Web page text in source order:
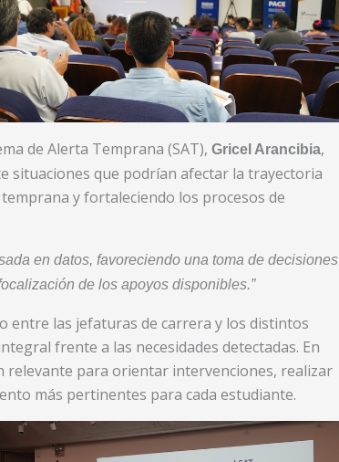
de Alerta Temprana (SAT), Gricel Arancibia,
que podrían afectar la trayectoria
y fortaleciendo los procesos de
en datos, favoreciendo una toma de decisiones
de los apoyos disponibles.”
entre las jefaturas de carrera y los distintos
frente a las necesidades detectadas. En
para orientar intervenciones, realizar
más pertinentes para cada estudiante.